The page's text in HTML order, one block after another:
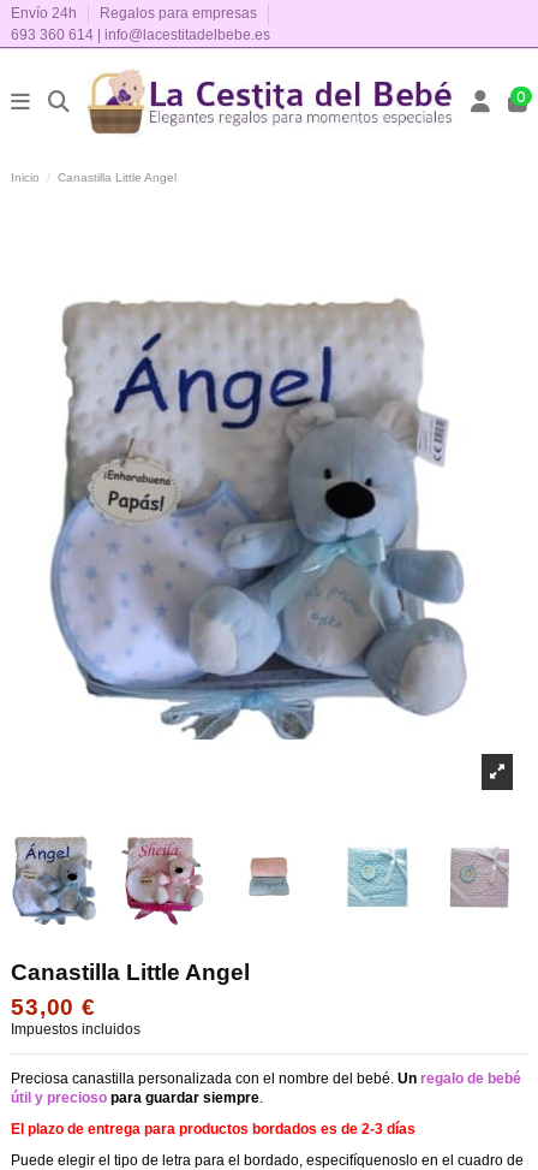
Envío 24h
Regalos para empresas
693 360 614 | info@lacestitadelbebe.es
0
Inicio Canastilla Little Angel
Canastilla Little Angel
53,00 €
Impuestos incluidos
Preciosa canastilla personalizada con el nombre del bebé. Un regalo de bebé
útil y precioso para guardar siempre.
El plazo de entrega para productos bordados es de 2-3 días
Puede elegir el tipo de letra para el bordado, especifíquenoslo en el cuadro de